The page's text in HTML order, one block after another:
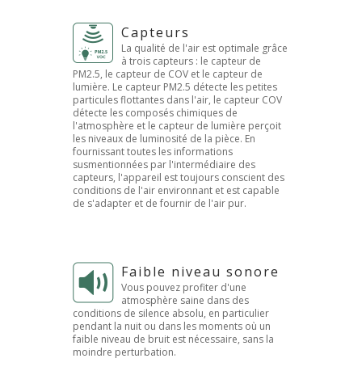
Capteurs
La qualité de l'air est optimale grâce
à trois capteurs : le capteur de
PM2.5, le capteur de COV et le capteur de
lumière. Le capteur PM2.5 détecte les petites
particules flottantes dans l'air, le capteur COV
détecte les composés chimiques de
l'atmosphère et le capteur de lumière perçoit
les niveaux de luminosité de la pièce. En
fournissant toutes les informations
susmentionnées par l'intermédiaire des
capteurs, l'appareil est toujours conscient des
conditions de l'air environnant et est capable
de s'adapter et de fournir de l'air pur.
Faible niveau sonore
Vous pouvez profiter d'une
atmosphère saine dans des
conditions de silence absolu, en particulier
pendant la nuit ou dans les moments où un
faible niveau de bruit est nécessaire, sans la
moindre perturbation.